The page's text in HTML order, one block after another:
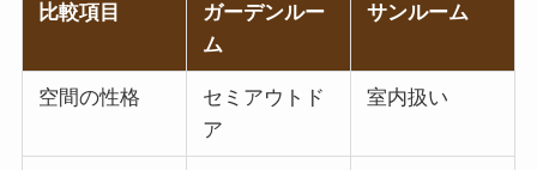
比較項目
ガーデンルー
ム
サンルーム
空間の性格
セミアウトド
ア
室内扱い